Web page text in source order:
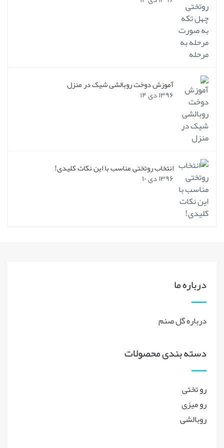
آموزش دوخت روبالشی شیک در منزل
۱۳۹۶ دی ۱۴
انتخاب روتختی مناسب با این نکات کلیدی!
۱۳۹۶ دی ۱۰
درباره ما
درباره گل صنم
دسته بندی محصولات
رو تختی
رو میزی
روبالشی